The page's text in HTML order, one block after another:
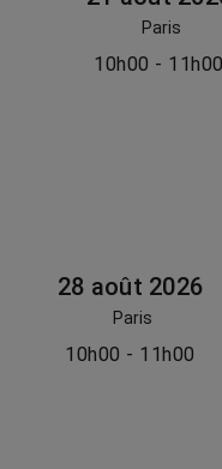
Paris
10h00 - 11h00
28 août 2026
Paris
10h00 - 11h00